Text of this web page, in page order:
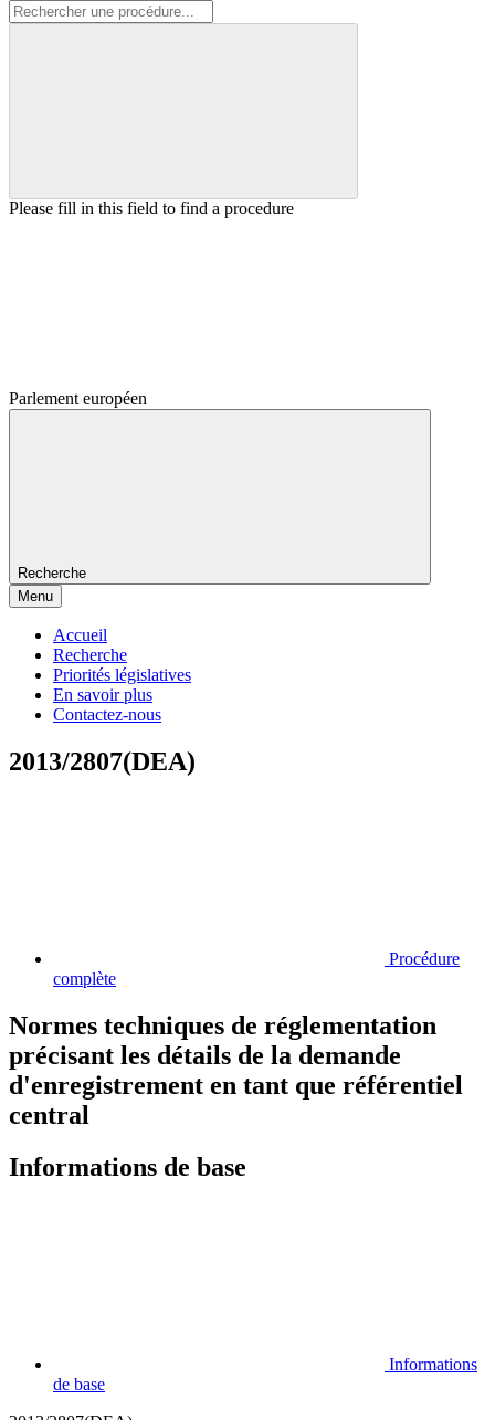
Please fill in this field to find a procedure
Parlement européen
Recherche
Menu
Accueil
Recherche
Priorités législatives
En savoir plus
Contactez-nous
2013/2807(DEA)
Procédure
complète
Normes techniques de réglementation
précisant les détails de la demande
d'enregistrement en tant que référentiel
central
Informations de base
Informations
de base